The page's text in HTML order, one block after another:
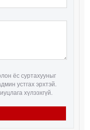
ёс суртахууныг
устгах эрхтэй.
хүлээхгүй.